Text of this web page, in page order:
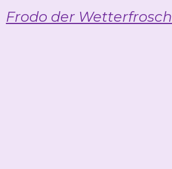
Frodo der Wetterfrosch